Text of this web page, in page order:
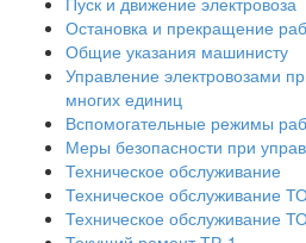
Остановка и прекращение
Общие указания машинисту
Управление электровозами
многих единиц
Вспомогательные режимы
Меры безопасности при
Техническое обслуживание
Техническое обслуживание
Техническое обслуживание